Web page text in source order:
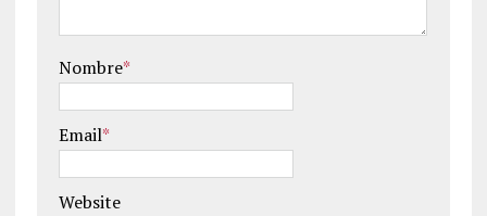
Nombre*
Email*
Website